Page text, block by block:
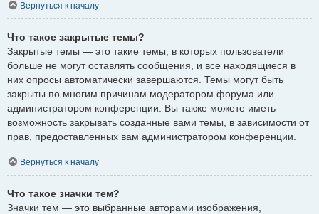
Вернуться к началу
Что такое закрытые темы?
Закрытые темы — это такие темы, в которых пользователи
больше не могут оставлять сообщения, и все находящиеся в
них опросы автоматически завершаются. Темы могут быть
закрыты по многим причинам модератором форума или
администратором конференции. Вы также можете иметь
возможность закрывать созданные вами темы, в зависимости от
прав, предоставленных вам администратором конференции.
Вернуться к началу
Что такое значки тем?
Значки тем — это выбранные авторами изображения,